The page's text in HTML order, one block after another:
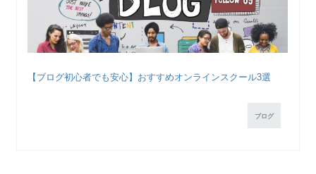
【ブログ初心者でも安心】おすすめオンラインスクール3選
ブログ